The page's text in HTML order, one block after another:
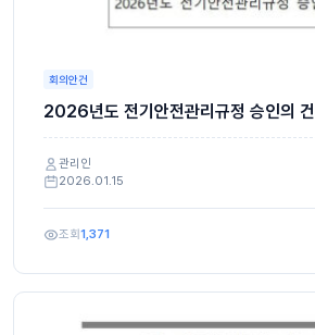
회의안건
2026년도 전기안전관리규정 승인의 건
관리인
2026.01.15
조회 1,371